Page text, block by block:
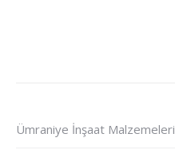
Ümraniye İnşaat Malzemeleri